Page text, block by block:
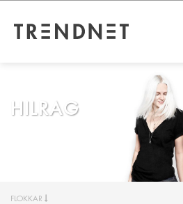
HILRAG
FLOKKAR